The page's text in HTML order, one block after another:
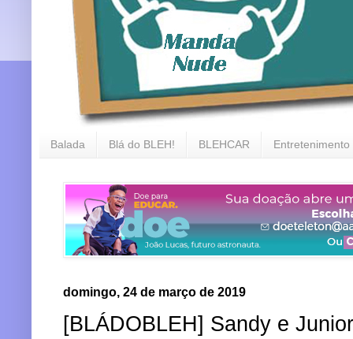
Balada Blá do BLEH! BLEHCAR Entretenimento
domingo, 24 de março de 2019
[BLÁDOBLEH] Sandy e